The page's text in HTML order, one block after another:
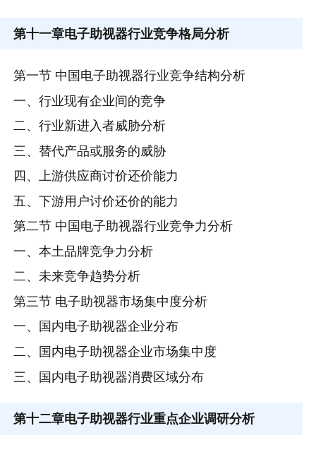
第十一章电子助视器行业竞争格局分析
第一节 中国电子助视器行业竞争结构分析
一、行业现有企业间的竞争
二、行业新进入者威胁分析
三、替代产品或服务的威胁
四、上游供应商讨价还价能力
五、下游用户讨价还价的能力
第二节 中国电子助视器行业竞争力分析
一、本土品牌竞争力分析
二、未来竞争趋势分析
第三节 电子助视器市场集中度分析
一、国内电子助视器企业分布
二、国内电子助视器企业市场集中度
三、国内电子助视器消费区域分布
第十二章电子助视器行业重点企业调研分析